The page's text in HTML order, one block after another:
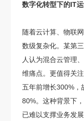
数字化转型下的IT
随着云计算、物联
数级复杂化。某第
人认为混合云管理
维痛点。更值得关
五年前增长300%，
80%。这种背景下
已难以支撑业务发展